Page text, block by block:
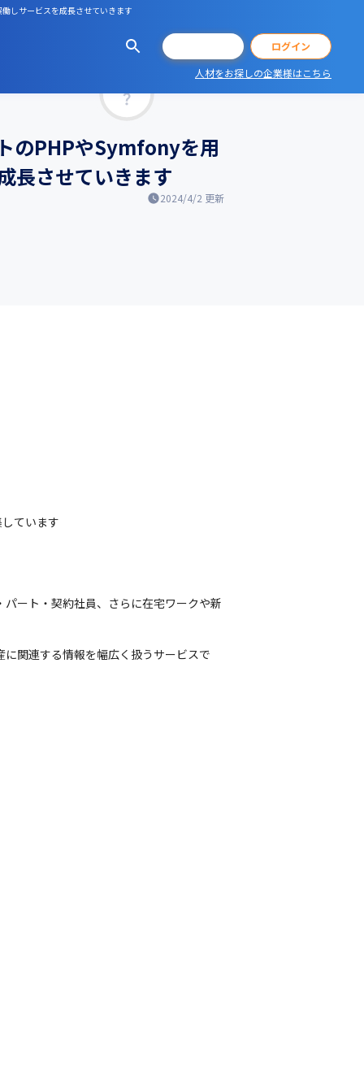
しサービスを成長させていきます
ログイン
人材をお探しの企業様はこちら
のPHPやSymfonyを用
長させていきます
2024/4/2 更新
ています
ート・契約社員、さらに在宅ワークや新
関連する情報を幅広く扱うサービスで
ます
ービスを成長させていくプロセスに関わ
ています
るミッションにチャレンジできます